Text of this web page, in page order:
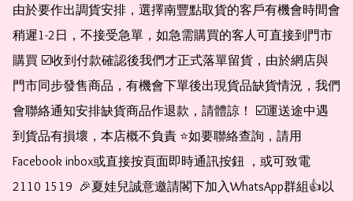
由於要作出調貨安排，選擇南豐點取貨的客戶有機會時間會
稍遲1-2日，不接受急單，如急需購買的客人可直接到門市
購買 ☑️收到付款確認後我們才正式落單留貨，由於網店與
門市同步發售商品，有機會下單後出現貨品缺貨情況，我們
會聯絡通知安排缺貨商品作退款，請體諒！ ☑️運送途中遇
到貨品有損壞，本店概不負責 ⭐️如要聯絡查詢，請用
Facebook inbox或直接按頁面即時通訊按鈕 ，或可致電
2110 1519  🎉夏娃兒誠意邀請閣下加入WhatsApp群組👍以